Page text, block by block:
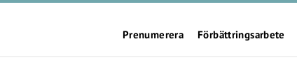
Prenumerera Förbättringsarbete